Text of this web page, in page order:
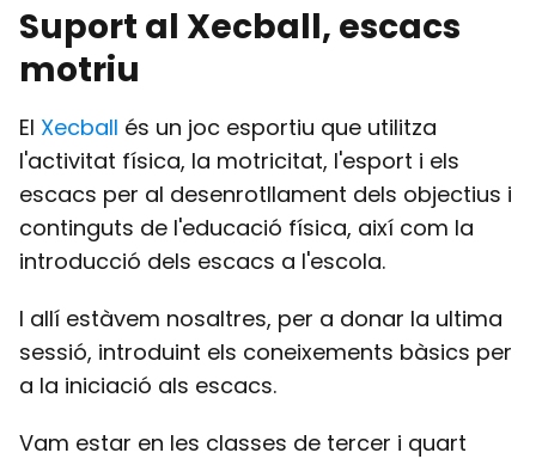
Suport al Xecball, escacs
motriu
El Xecball és un joc esportiu que utilitza
l'activitat física, la motricitat, l'esport i els
escacs per al desenrotllament dels objectius i
continguts de l'educació física, així com la
introducció dels escacs a l'escola.
I allí estàvem nosaltres, per a donar la ultima
sessió, introduint els coneixements bàsics per
a la iniciació als escacs.
Vam estar en les classes de tercer i quart